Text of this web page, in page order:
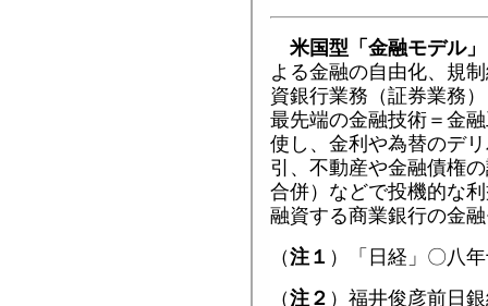
米国型「金融モデル」
よる金融の自由化、規
資銀行業務（証券業務
最先端の金融技術＝金
使し、金利や為替のデ
引、不動産や金融債権
合併）などで投機的な
融資する商業銀行の金
（注１ ）「日経」〇八
（注２ ）福井俊彦前日